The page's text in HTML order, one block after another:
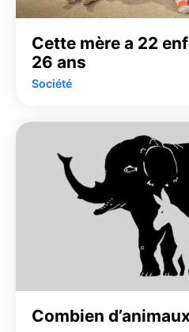
Cette mère a 22
26 ans
Société
Combien